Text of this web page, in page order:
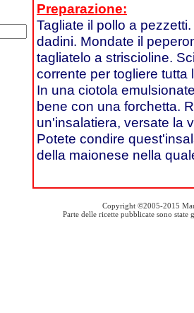
Preparazione:
Tagliate il pollo a
dadini. Mondate il
tagliatelo a striscioline.
corrente per togliere tutta
In una ciotola
bene con una forchetta.
un'insalatiera, versate la
Potete condire
della maionese nella
Copyright ©2005-2015
Parte delle ricette pubblicate sono state